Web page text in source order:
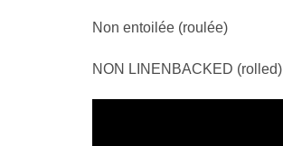
Non entoilée (roulée)
NON LINENBACKED (rolled)